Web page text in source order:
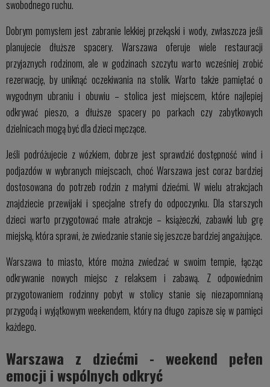
swobodnego ruchu.
Dobrym pomysłem jest zabranie lekkiej przekąski i wody, zwłaszcza jeśli
planujecie dłuższe spacery. Warszawa oferuje wiele restauracji
przyjaznych rodzinom, ale w godzinach szczytu warto wcześniej zrobić
rezerwację, by uniknąć oczekiwania na stolik. Warto także pamiętać o
wygodnym ubraniu i obuwiu – stolica jest miejscem, które najlepiej
odkrywać pieszo, a dłuższe spacery po parkach czy zabytkowych
dzielnicach mogą być dla dzieci męczące.
Jeśli podróżujecie z wózkiem, dobrze jest sprawdzić dostępność wind i
podjazdów w wybranych miejscach, choć Warszawa jest coraz bardziej
dostosowana do potrzeb rodzin z małymi dziećmi. W wielu atrakcjach
znajdziecie przewijaki i specjalne strefy do odpoczynku. Dla starszych
dzieci warto przygotować małe atrakcje – książeczki, zabawki lub grę
miejską, która sprawi, że zwiedzanie stanie się jeszcze bardziej angażujące.
Warszawa to miasto, które można zwiedzać w swoim tempie, łącząc
odkrywanie nowych miejsc z relaksem i zabawą. Z odpowiednim
przygotowaniem rodzinny pobyt w stolicy stanie się niezapomnianą
przygodą i wyjątkowym weekendem, który na długo zapisze się w pamięci
każdego.
Warszawa z dziećmi - weekend pełen
emocji i wspólnych odkryć